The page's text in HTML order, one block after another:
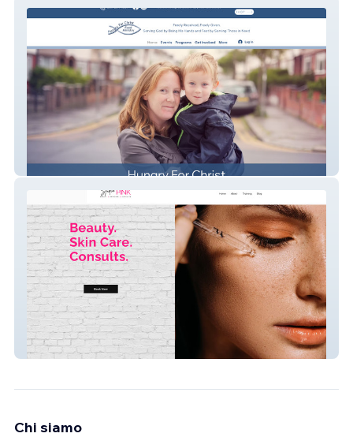
Hungry For Christ
Studiopink
Chi siamo